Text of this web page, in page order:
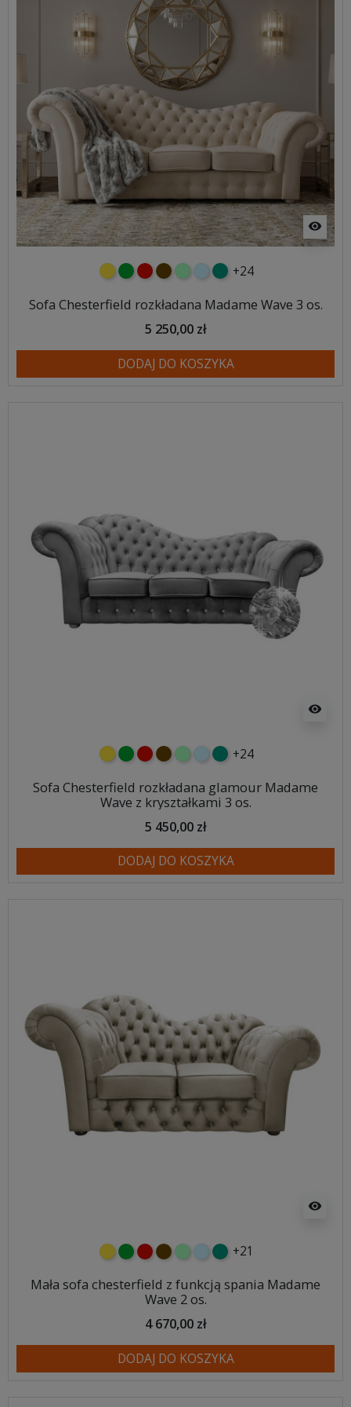
visibility
żółtyzielonyczerwony
czekoladowy
miętowybłękitny
turkusowy
+24
Sofa Chesterfield rozkładana Madame Wave 3 os.
5 250,00 zł
DODAJ DO KOSZYKA
visibility
żółtyzielonyczerwony
czekoladowy
miętowybłękitny
turkusowy
+24
Sofa Chesterfield rozkładana glamour Madame
Wave z kryształkami 3 os.
5 450,00 zł
DODAJ DO KOSZYKA
visibility
żółtyzielonyczerwony
czekoladowy
miętowybłękitny
turkusowy
+21
Mała sofa chesterfield z funkcją spania Madame
Wave 2 os.
4 670,00 zł
DODAJ DO KOSZYKA